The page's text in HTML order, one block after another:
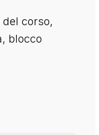
corso,
blocco